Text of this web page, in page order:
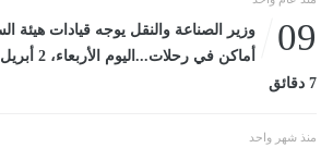
09
وزير الصناعة والنقل يوجه قيادات هيئة
7 دقائق
منذ شهر واحد